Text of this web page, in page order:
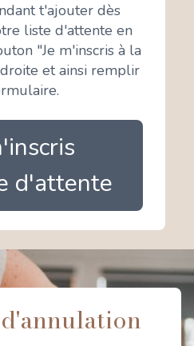
t'ajouter dès
liste d'attente en
"Je m'inscris à la
et ainsi remplir
d'attente